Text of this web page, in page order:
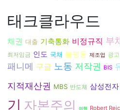
태크클라우드
채권 대출 기축통화 비정규직 부
최저임금 인도 국채 불평등 제조업 광고
패니메 구글 노동 저작권 BIS
지적재산권 MBS 반도체 삼성전자
기 자본주의 여행 Robert